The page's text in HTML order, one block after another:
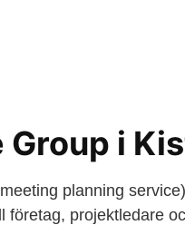
i
planning
projektledare